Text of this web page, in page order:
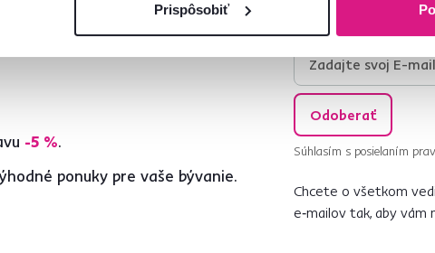
Prispôsobiť
-5 %.
ponuky pre vaše bývanie.
Odoberať
Súhlasím s posielaním
Chcete o všetkom
e‑mailov tak, aby vám